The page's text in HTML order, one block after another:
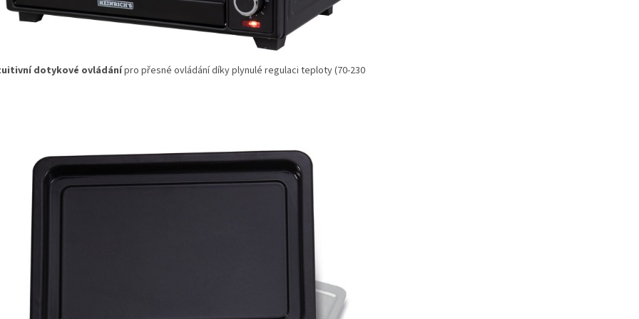
dotykové ovládánípro přesné ovládání díky plynulé regulaci teploty (70-230